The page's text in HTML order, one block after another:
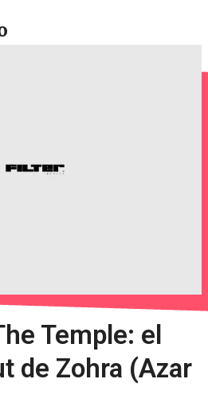
Temple: el
de Zohra (Azar